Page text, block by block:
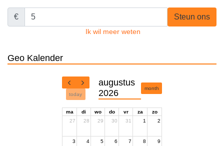
€ Steun ons
Ik wil meer weten
Geo Kalender
today
augustus
2026
month
ma di wo do vr za
zo
27
28 29 30 31 1 2
3 4 5 6 7 8 9